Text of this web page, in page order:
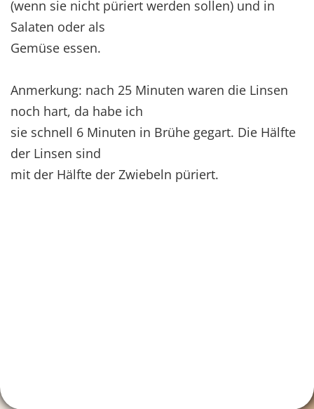
(wenn sie nicht püriert werden sollen) und in
Salaten oder als
Gemüse essen.
Anmerkung: nach 25 Minuten waren die Linsen
noch hart, da habe ich
sie schnell 6 Minuten in Brühe gegart. Die Hälfte
der Linsen sind
mit der Hälfte der Zwiebeln püriert.